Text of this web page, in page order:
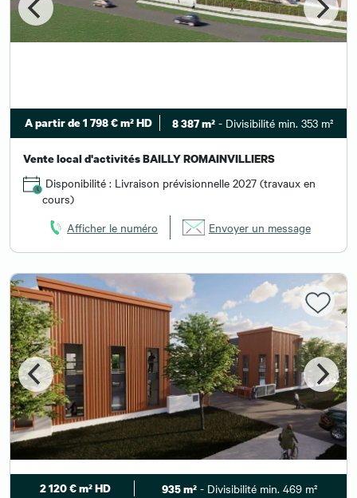
A partir de 1 798 € m² HD 8 387 m²- Divisibilité min. 353 m²
Vente local d'activités BAILLY ROMAINVILLIERS
Disponibilité : Livraison prévisionnelle 2027 (travaux en
cours)
Afficher le numéro
Envoyer un message
2 120 € m² HD 935 m² - Divisibilité min. 469 m²